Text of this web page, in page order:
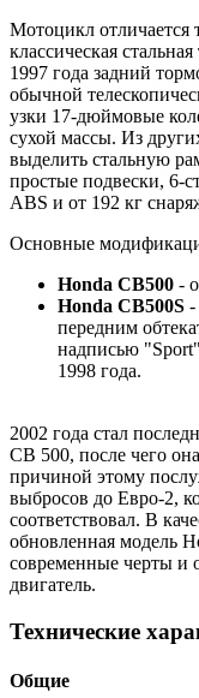
Мотоцикл
классическая
1997 года задний
обычной
узки 17-дюймовые
сухой массы. Из
выделить стальную
простые подвески, 6-
ABS и от 192 кг
Основные
Honda CB500 -
Honda CB500S -
передним
надписью
1998 года.
2002 года стал
CB 500, после чего
причиной этому
выбросов до Евро-2,
соответствовал. В
обновленная модель
современные черты и
двигатель.
Технические
Общие